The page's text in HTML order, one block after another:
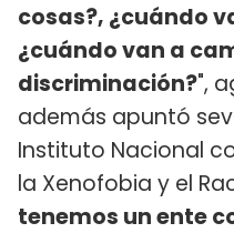
cosas?, ¿cuándo
¿cuándo van a
discriminación?",
además apuntó
Instituto Nacional
la Xenofobia y el
tenemos un ente